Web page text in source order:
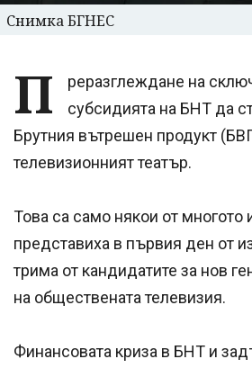
Снимка БГНЕС
П
реразглеждане на
субсидията на БНТ да
Брутния вътрешен продукт
телевизионният театър.
Това са само някои от многото
представиха в първия ден от
трима от кандидатите за нов
на обществената телевизия.
Финансовата криза в БНТ и